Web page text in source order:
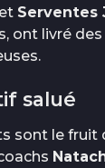
et Serventes
ont livré
salué
sont le fruit